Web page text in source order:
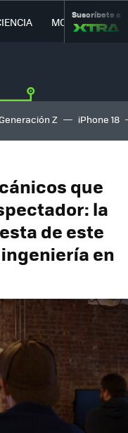
MOVILIDAD
Suscríbete a
Z iPhone 18
que
la
de este
en